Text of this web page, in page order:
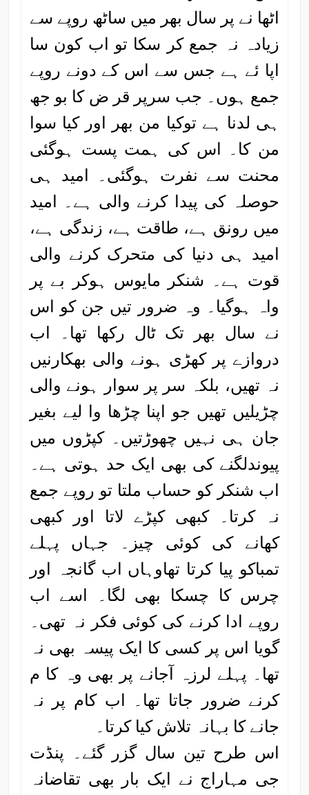
اٹھا نے پر سال بھر میں ساٹھ روپے سے
زیادہ نہ جمع کر سکا تو اب کون سا
اپا ئے ہے جس سے اس کے دونے روپے
جمع ہوں۔ جب سرپر قر ض کا بو جھ
ہی لدنا ہے توکیا من بھر اور کیا سوا
من کا۔ اس کی ہمت پست ہوگئی
محنت سے نفرت ہوگئی۔ امید ہی
حوصلہ کی پیدا کرنے والی ہے۔ امید
میں رونق ہے، طاقت ہے، زندگی ہے،
امید ہی دنیا کی متحرک کرنے والی
قوت ہے۔ شنکر مایوس ہوکر بے پر
واہ ہوگیا۔ وہ ضرور تیں جن کو اس
نے سال بھر تک ٹال رکھا تھا۔ اب
دروازے پر کھڑی ہونے والی بھکارنیں
نہ تھیں، بلکہ سر پر سوار ہونے والی
چڑیلیں تھیں جو اپنا چڑھا وا لیے بغیر
جان ہی نہیں چھوڑتیں۔ کپڑوں میں
پیوندلگنے کی بھی ایک حد ہوتی ہے۔
اب شنکر کو حساب ملتا تو روپے جمع
نہ کرتا۔ کبھی کپڑے لاتا اور کبھی
کھانے کی کوئی چیز۔ جہاں پہلے
تمباکو پیا کرتا تھاوہاں اب گانجہ اور
چرس کا چسکا بھی لگا۔ اسے اب
روپے ادا کرنے کی کوئی فکر نہ تھی۔
گویا اس پر کسی کا ایک پیسہ بھی نہ
تھا۔ پہلے لرزہ آجانے پر بھی وہ کا م
کرنے ضرور جاتا تھا۔ اب کام پر نہ
جانے کا بہانہ تلاش کیا کرتا۔
اس طرح تین سال گزر گئے۔ پنڈت
جی مہاراج نے ایک بار بھی تقاضانہ